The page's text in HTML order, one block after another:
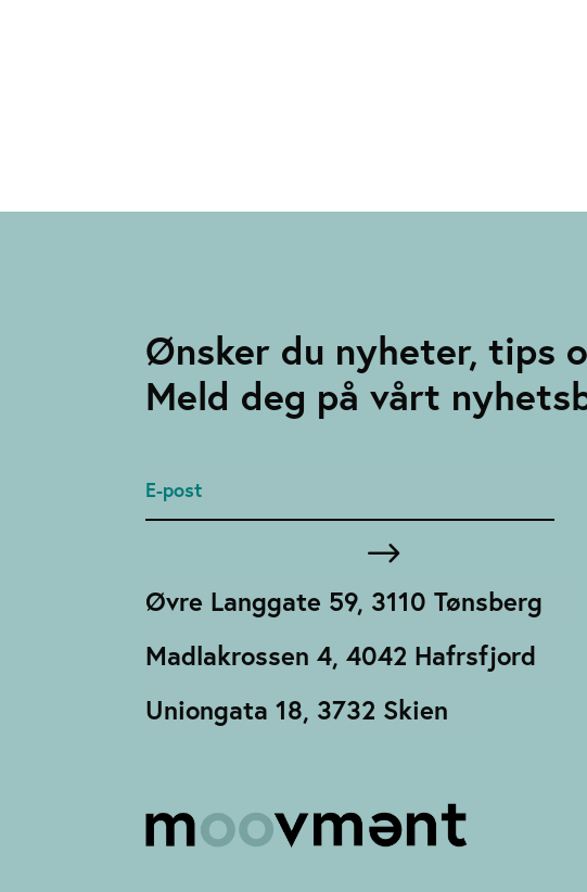
Ønsker du nyheter, tips
Meld deg på vårt
Øvre Langgate 59, 3110 Tønsberg
Madlakrossen 4, 4042 Hafrsfjord
Uniongata 18, 3732 Skien